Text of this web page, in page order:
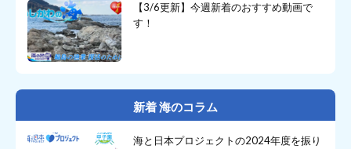
【3/6更新】今週新着のおすすめ動画で
す！
新着 海のコラム
海と日本プロジェクトの2024年度を振り